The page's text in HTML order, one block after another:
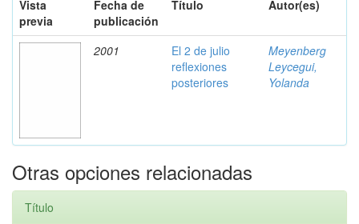
Vista
previa
Fecha de
publicación
Título Autor(es)
2001
El 2 de julio
reflexiones
posteriores
Meyenberg
Leycegui,
Yolanda
Otras opciones relacionadas
Título